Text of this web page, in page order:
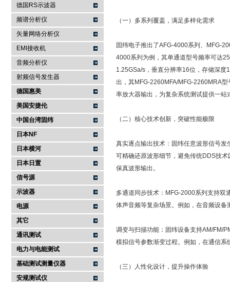
德国RS示波器
频谱分析仪
矢量网络分析仪
EMI接收机
音频分析仪
射频信号发生器
德国惠美
美国安捷伦
中国台湾固纬
日本NF
日本横河
日本日置
信号源
示波器
电源
其它
通讯测试
电力与电能测试
基础测试测量仪器
安规测试仪
（一）多系列覆盖，满足多样化需求
固纬电子推出了AFG-4000系列、MFG-
4000系列为例，其单通道型号频率可达
1.25GSa/s，垂直分辨率16位，存储深
出，其MFG-2260MFA/MFG-2260MRA
率放大器输出，为复杂系统测试提供一站
（二）核心技术创新，突破性能极限
真实逐点输出技术：固纬任意波形信号
可精确还原波形细节，避免传统DDS技
保真波形输出。
多通道同步技术：MFG-2000系列支持双
体声音频等复杂场景。例如，在音频设
调变与扫描功能：固纬设备支持AM/FM/
模拟信号参数渐变过程。例如，在通信
（三）人性化设计，提升操作体验